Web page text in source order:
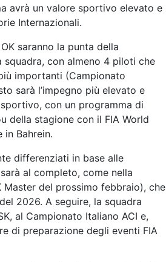
avrà un valore sportivo elevato e
Internazionali.
saranno la punta della
squadra, con almeno 4 piloti che
importanti (Campionato
sarà l’impegno più elevato e
con un programma di
della stagione con il FIA World
in Bahrein.
differenziati in base alle
al completo, come nella
Master del prossimo febbraio), che
2026. A seguire, la squadra
al Campionato Italiano ACI e,
di preparazione degli eventi FIA